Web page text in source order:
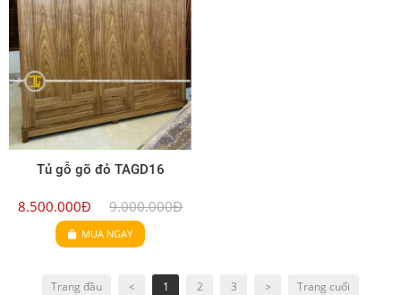
Tủ gỗ gõ đỏ TAGD16
8.500.000Đ 9.000.000Đ
MUA NGAY
Trang đầu < 1 2 3 > Trang cuối